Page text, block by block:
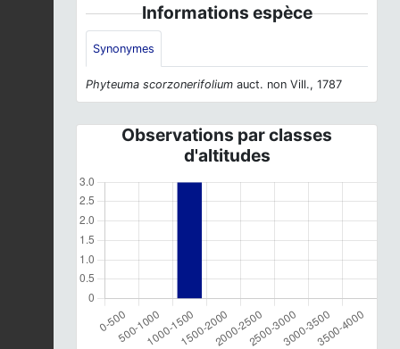
Informations espèce
Synonymes
Phyteuma scorzonerifolium auct. non Vill., 1787
Observations par classes
d'altitudes